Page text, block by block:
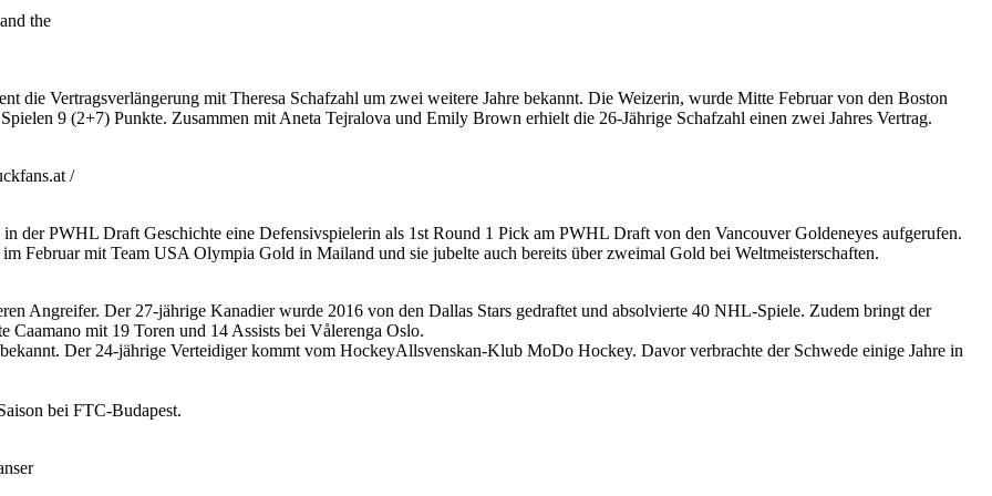
the
die Vertragsverlängerung mit Theresa Schafzahl um zwei weitere Jahre bekannt. Die Weizerin, wurde Mitte Februar von den Boston
9 (2+7) Punkte. Zusammen mit Aneta Tejralova und Emily Brown erhielt die 26-Jährige Schafzahl einen zwei Jahres Vertrag.
/
der PWHL Draft Geschichte eine Defensivspielerin als 1st Round 1 Pick am PWHL Draft von den Vancouver Goldeneyes aufgerufen.
Februar mit Team USA Olympia Gold in Mailand und sie jubelte auch bereits über zweimal Gold bei Weltmeisterschaften.
Angreifer. Der 27-jährige Kanadier wurde 2016 von den Dallas Stars gedraftet und absolvierte 40 NHL-Spiele. Zudem bringt der
mit 19 Toren und 14 Assists bei Vålerenga Oslo.
Der 24-jährige Verteidiger kommt vom HockeyAllsvenskan-Klub MoDo Hockey. Davor verbrachte der Schwede einige Jahre in
bei FTC-Budapest.